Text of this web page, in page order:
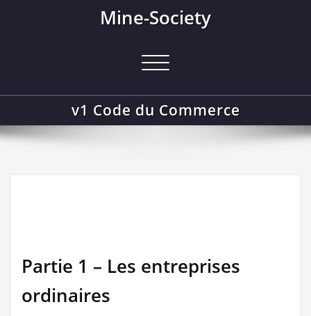
Mine-Society
Afficher/masquer
navigation
v1 Code du Commerce
Partie 1 – Les entreprises
ordinaires